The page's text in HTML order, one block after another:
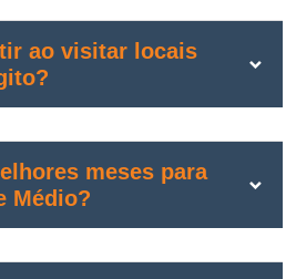
ao visitar locais
meses para
Médio?